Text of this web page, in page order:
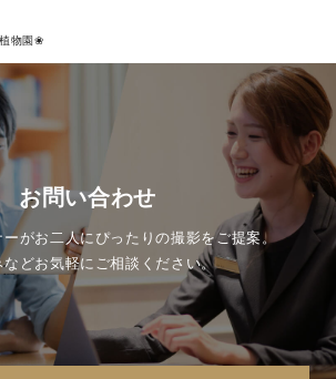
植物園❀
お問い合わせ
がお二人にぴったりの撮影をご提案。
などお気軽にご相談ください。